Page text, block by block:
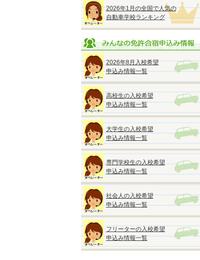
2026年1月の全国で人気の
自動車学校ランキング
2026年8月入校希望
申込み情報一覧
高校生の入校希望
申込み情報一覧
大学生の入校希望
申込み情報一覧
専門学校生の入校希望
申込み情報一覧
社会人の入校希望
申込み情報一覧
フリーターの入校希望
申込み情報一覧